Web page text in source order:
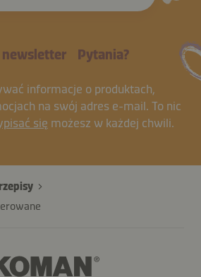
newsletter Pytania?
informacje o produktach,
na swój adres e-mail. To nic
się możesz w każdej chwili.